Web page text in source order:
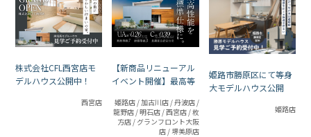
株式会社CFL西宮店モ
デルハウス公開中！
西宮店
【新商品リニューアル
イベント開催】最高等
グレードアップ
姫路店 / 加古川店 / 丹波店 /
龍野店 / 明石店 / 西宮店 / 枚
方店 / グランフロント大阪
店 / 堺美原店
姫路市勝原区にて等身
大モデルハウス公開
姫路店